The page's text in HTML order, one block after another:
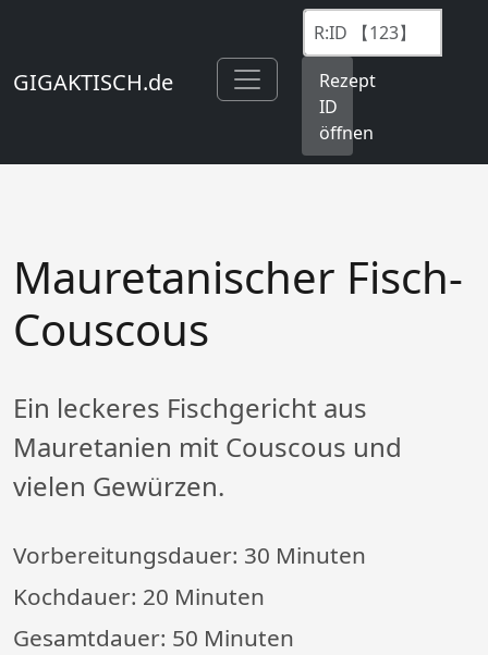
GIGAKTISCH.de
Rezept
ID
öffnen
Mauretanischer Fisch-
Couscous
Ein leckeres Fischgericht aus
Mauretanien mit Couscous und
vielen Gewürzen.
Vorbereitungsdauer: 30 Minuten
Kochdauer: 20 Minuten
Gesamtdauer: 50 Minuten